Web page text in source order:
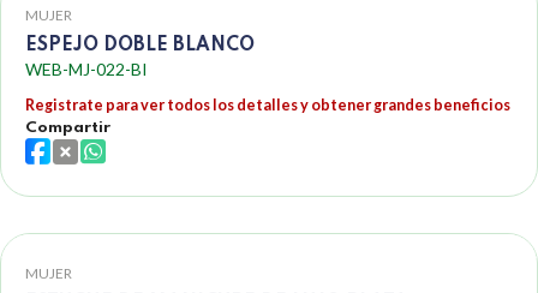
MUJER
ESPEJO DOBLE BLANCO
WEB-MJ-022-BI
Registrate para ver todos los detalles y obtener grandes beneficios
Compartir
MUJER